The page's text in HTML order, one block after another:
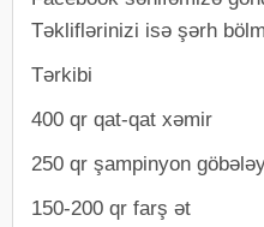
Təkliflərinizi isə şərh
Tərkibi
400 qr qat-qat xəmir
250 qr şampinyon
150-200 qr farş ət